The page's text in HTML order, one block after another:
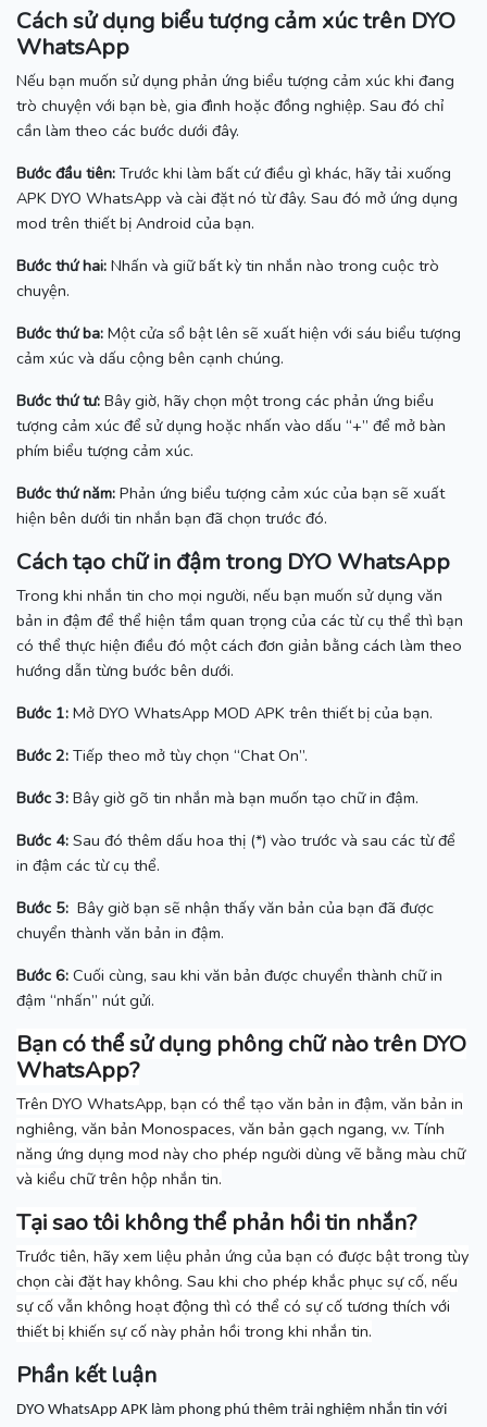
Cách sử dụng biểu tượng cảm xúc trên DYO
WhatsApp
Nếu bạn muốn sử dụng phản ứng biểu tượng cảm xúc khi đang
trò chuyện với bạn bè, gia đình hoặc đồng nghiệp. Sau đó chỉ
cần làm theo các bước dưới đây.
Bước đầu tiên: Trước khi làm bất cứ điều gì khác, hãy tải xuống
APK DYO WhatsApp và cài đặt nó từ đây. Sau đó mở ứng dụng
mod trên thiết bị Android của bạn.
Bước thứ hai: Nhấn và giữ bất kỳ tin nhắn nào trong cuộc trò
chuyện.
Bước thứ ba: Một cửa sổ bật lên sẽ xuất hiện với sáu biểu tượng
cảm xúc và dấu cộng bên cạnh chúng.
Bước thứ tư: Bây giờ, hãy chọn một trong các phản ứng biểu
tượng cảm xúc để sử dụng hoặc nhấn vào dấu “+” để mở bàn
phím biểu tượng cảm xúc.
Bước thứ năm: Phản ứng biểu tượng cảm xúc của bạn sẽ xuất
hiện bên dưới tin nhắn bạn đã chọn trước đó.
Cách tạo chữ in đậm trong DYO WhatsApp
Trong khi nhắn tin cho mọi người, nếu bạn muốn sử dụng văn
bản in đậm để thể hiện tầm quan trọng của các từ cụ thể thì bạn
có thể thực hiện điều đó một cách đơn giản bằng cách làm theo
hướng dẫn từng bước bên dưới.
Bước 1: Mở DYO WhatsApp MOD APK trên thiết bị của bạn.
Bước 2: Tiếp theo mở tùy chọn “Chat On”.
Bước 3: Bây giờ gõ tin nhắn mà bạn muốn tạo chữ in đậm.
Bước 4: Sau đó thêm dấu hoa thị (*) vào trước và sau các từ để
in đậm các từ cụ thể.
Bước 5: Bây giờ bạn sẽ nhận thấy văn bản của bạn đã được
chuyển thành văn bản in đậm.
Bước 6: Cuối cùng, sau khi văn bản được chuyển thành chữ in
đậm “nhấn” nút gửi.
Bạn có thể sử dụng phông chữ nào trên DYO
WhatsApp?
Trên DYO WhatsApp, bạn có thể tạo văn bản in đậm, văn bản in
nghiêng, văn bản Monospaces, văn bản gạch ngang, v.v. Tính
năng ứng dụng mod này cho phép người dùng vẽ bằng màu chữ
và kiểu chữ trên hộp nhắn tin.
Tại sao tôi không thể phản hồi tin nhắn?
Trước tiên, hãy xem liệu phản ứng của bạn có được bật trong tùy
chọn cài đặt hay không. Sau khi cho phép khắc phục sự cố, nếu
sự cố vẫn không hoạt động thì có thể có sự cố tương thích với
thiết bị khiến sự cố này phản hồi trong khi nhắn tin.
Phần kết luận
DYO WhatsApp APK làm phong phú thêm trải nghiệm nhắn tin với